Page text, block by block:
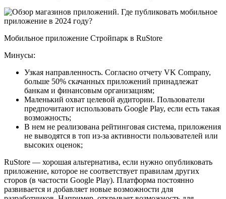
Мобильное приложение Стройпарк в RuStore
Минусы:
Узкая направленность. Согласно отчету VK Company,
больше 50% скачанных приложений принадлежат
банкам и финансовым организациям;
Маленький охват целевой аудитории. Пользователи
предпочитают использовать Google Play, если есть такая
возможность;
В нем не реализована рейтинговая система, приложения
не выводятся в топ из-за активности пользователей или
высоких оценок;
RuStore — хорошая альтернатива, если нужно опубликовать
приложение, которое не соответствует правилам других
сторов (в частости Google Play). Платформа постоянно
развивается и добавляет новые возможности для